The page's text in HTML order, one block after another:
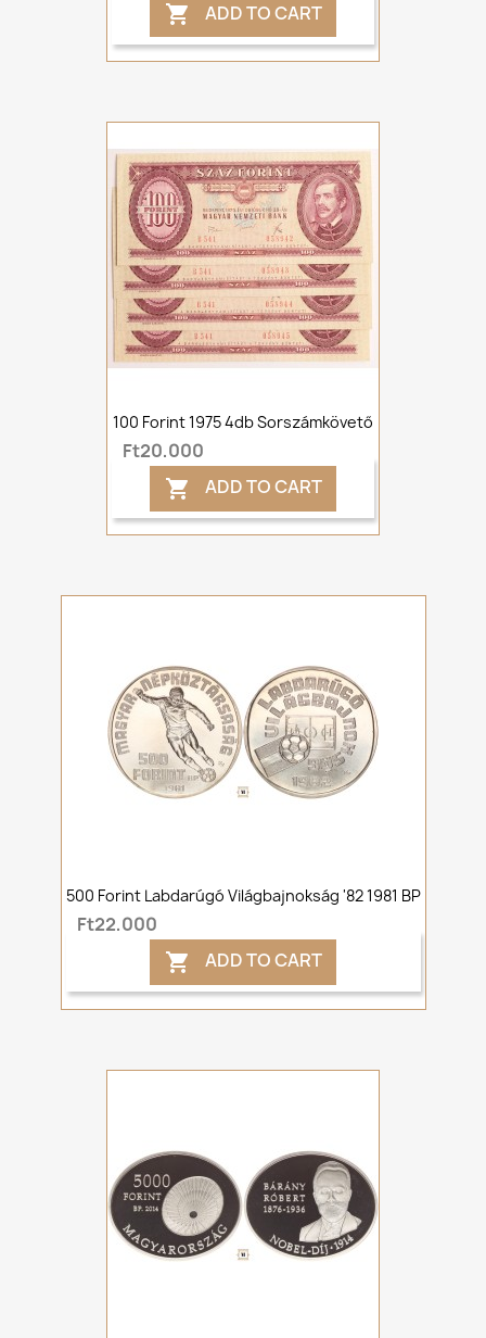
 ADD TO CART
100 Forint 1975 4db Sorszámkövető
Ft20,000
 ADD TO CART
500 Forint Labdarúgó Világbajnokság '82 1981 BP
Ft22,000
 ADD TO CART